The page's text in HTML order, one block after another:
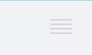
Меню